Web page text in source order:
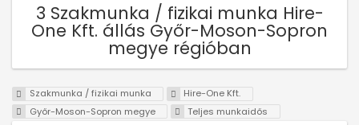
3 Szakmunka / fizikai munka Hire-
One Kft. állás Győr-Moson-Sopron
megye régióban
Szakmunka / fizikai munka
Hire-One Kft.
Győr-Moson-Sopron megye
Teljes munkaidős